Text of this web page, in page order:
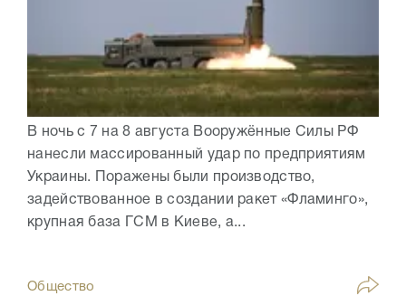
В ночь с 7 на 8 августа Вооружённые Силы РФ
нанесли массированный удар по предприятиям
Украины. Поражены были производство,
задействованное в создании ракет «Фламинго»,
крупная база ГСМ в Киеве, а...
Общество